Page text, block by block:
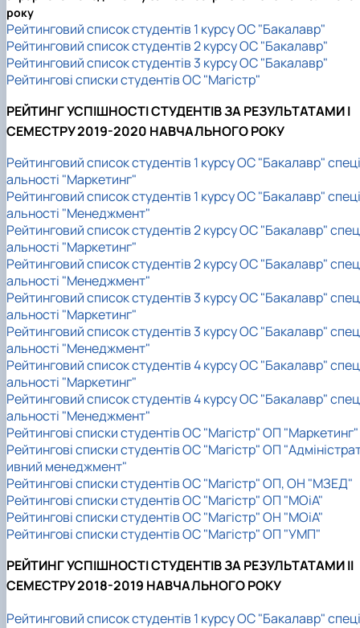
року
Рейтинговий список студентів 1 курсу ОС "Бакалавр"
Рейтинговий список студентів 2 курсу ОС "Бакалавр"
Рейтинговий список студентів 3 курсу ОС "Бакалавр"
Рейтингові списки студентів ОС "Магістр"
РЕЙТИНГ УСПІШНОСТІ СТУДЕНТІВ ЗА РЕЗУЛЬТАТАМИ I
СЕМЕСТРУ 2019-2020 НАВЧАЛЬНОГО РОКУ
Рейтинговий список студентів 1 курсу ОС "Бакалавр" спеці
альності "Маркетинг"
Рейтинговий список студентів 1 курсу ОС "Бакалавр" спеці
альності "Менеджмент"
Рейтинговий список студентів 2 курсу ОС "Бакалавр"
альності "Маркетинг"
Рейтинговий список студентів 2 курсу ОС "Бакалавр"
альності "Менеджмент"
Рейтинговий список студентів 3 курсу ОС "Бакалавр"
альності "Маркетинг"
Рейтинговий список студентів 3 курсу ОС "Бакалавр"
альності "Менеджмент"
Рейтинговий список студентів 4 курсу ОС "Бакалавр"
альності "Маркетинг"
Рейтинговий список студентів 4 курсу ОС "Бакалавр"
альності "Менеджмент"
Рейтингові списки студентів ОС "Магістр" ОП "Маркетинг"
Рейтингові списки студентів ОС "Магістр" ОП
ивний менеджмент"
Рейтингові списки студентів ОС "Магістр" ОП, ОН "МЗЕД"
Рейтингові списки студентів ОС "Магістр" ОП "МОіА"
Рейтингові списки студентів ОС "Магістр" ОН "МОіА"
Рейтингові списки студентів ОС "Магістр" ОП "УМП"
РЕЙТИНГ УСПІШНОСТІ СТУДЕНТІВ ЗА РЕЗУЛЬТАТАМИ II
СЕМЕСТРУ 2018-2019 НАВЧАЛЬНОГО РОКУ
Рейтинговий список студентів 1 курсу ОС "Бакалавр" спеці